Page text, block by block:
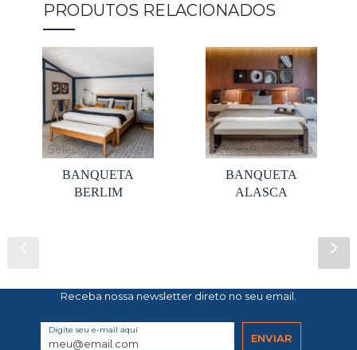
PRODUTOS RELACIONADOS
Selecionar opções
BANQUETA
BERLIM
Selecionar opções
BANQUETA
ALASCA
Receba nossa newsletter direto no seu email.
Digite seu e-mail aqui